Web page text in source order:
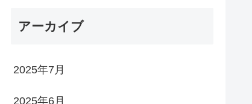
アーカイブ
2025年7月
2025年6月